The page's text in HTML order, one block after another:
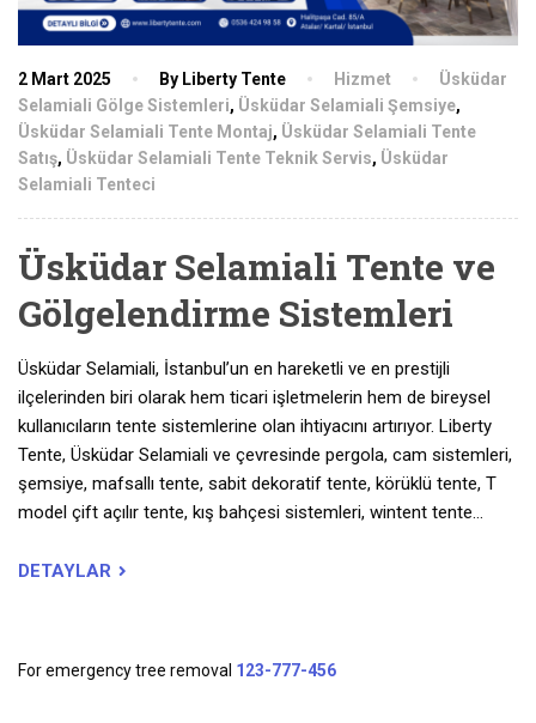
2 Mart 2025 By Liberty Tente Hizmet
Üsküdar
Selamiali Gölge Sistemleri, Üsküdar Selamiali Şemsiye,
Üsküdar Selamiali Tente Montaj, Üsküdar Selamiali Tente
Satış, Üsküdar Selamiali Tente Teknik Servis, Üsküdar
Selamiali Tenteci
Üsküdar Selamiali Tente ve
Gölgelendirme Sistemleri
Üsküdar Selamiali, İstanbul’un en hareketli ve en prestijli
ilçelerinden biri olarak hem ticari işletmelerin hem de bireysel
kullanıcıların tente sistemlerine olan ihtiyacını artırıyor. Liberty
Tente, Üsküdar Selamiali ve çevresinde pergola, cam sistemleri,
şemsiye, mafsallı tente, sabit dekoratif tente, körüklü tente, T
model çift açılır tente, kış bahçesi sistemleri, wintent tente…
DETAYLAR
For emergency tree removal 123-777-456